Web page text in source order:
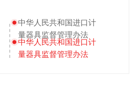
中华人民共和国进口计
量器具监督管理办法
中华人民共和国进口计
量器具监督管理办法